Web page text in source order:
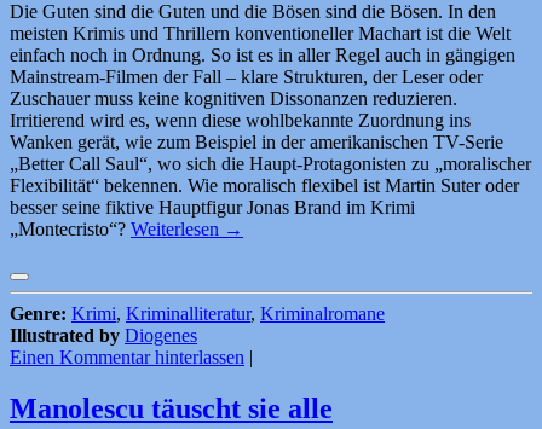
Die Guten sind die Guten und die Bösen sind die Bösen. In den
meisten Krimis und Thrillern konventioneller Machart ist die Welt
einfach noch in Ordnung. So ist es in aller Regel auch in gängigen
Mainstream-Filmen der Fall – klare Strukturen, der Leser oder
Zuschauer muss keine kognitiven Dissonanzen reduzieren.
Irritierend wird es, wenn diese wohlbekannte Zuordnung ins
Wanken gerät, wie zum Beispiel in der amerikanischen TV-Serie
„Better Call Saul“, wo sich die Haupt-Protagonisten zu „moralischer
Flexibilität“ bekennen. Wie moralisch flexibel ist Martin Suter oder
besser seine fiktive Hauptfigur Jonas Brand im Krimi
„Montecristo“? Weiterlesen →
Genre: Krimi, Kriminalliteratur, Kriminalromane
Illustrated by Diogenes
Einen Kommentar hinterlassen |
Manolescu täuscht sie alle